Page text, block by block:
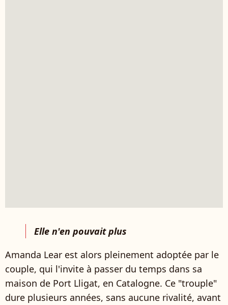
Elle n'en pouvait plus
Amanda Lear est alors pleinement adoptée par le
couple, qui l'invite à passer du temps dans sa
maison de Port Lligat, en Catalogne. Ce "trouple"
dure plusieurs années, sans aucune rivalité, avant